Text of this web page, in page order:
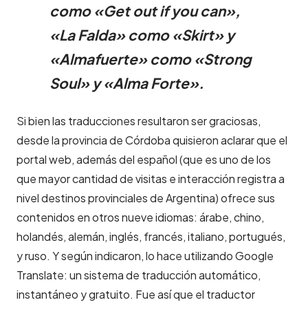
como «Get out if you can»,
«La Falda» como «Skirt» y
«Almafuerte» como «Strong
Soul» y «Alma Forte».
Si bien las traducciones resultaron ser graciosas,
desde la provincia de Córdoba quisieron aclarar que el
portal web, además del español (que es uno de los
que mayor cantidad de visitas e interacción registra a
nivel destinos provinciales de Argentina) ofrece sus
contenidos en otros nueve idiomas: árabe, chino,
holandés, alemán, inglés, francés, italiano, portugués,
y ruso. Y según indicaron, lo hace utilizando Google
Translate: un sistema de traducción automático,
instantáneo y gratuito. Fue así que el traductor